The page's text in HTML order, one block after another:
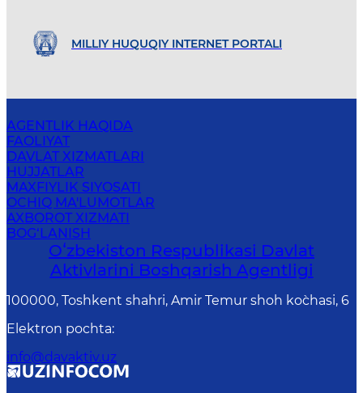
MILLIY HUQUQIY INTERNET PORTALI
AGENTLIK HAQIDA
FAOLIYAT
DAVLAT XIZMATLARI
HUJJATLAR
MAXFIYLIK SIYOSATI
OCHIQ MA'LUMOTLAR
AXBOROT XIZMATI
BOG‘LANISH
Oʻzbekiston Respublikasi Davlat
Aktivlarini Boshqarish Agentligi
100000, Toshkent shahri, Amir Temur shoh ko`chasi, 6
Elektron pochta:
info@davaktiv.uz